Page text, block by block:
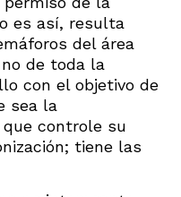
es así, resulta
del área
de toda la
con el objetivo de
sea la
controle su
tiene las